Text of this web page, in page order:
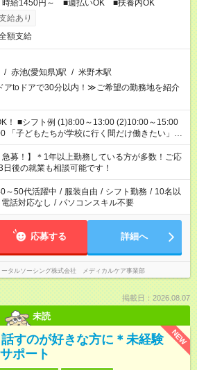
時給1450円～ ■週払いOK ■扶養内OK
給あり
額支給
/ 赤池(愛知県)駅 / 米野木駅
toドアで30分以内！≫ご希望の勤務地を紹介
～15:00
」
飯の準備がしたい」 「午前中は働いて、午後
の時間にしたい」 など、ご希望を教えてくださ
お仕事の勤務時間。 合計で週40時間を超える
ません。
急募！】＊1年以上勤務している方が多数！ご応
後の就業も相談可能です！
～50代活躍中 / 服装自由 / シフト勤務 / 10名以
電話対応なし / パソコンスキル不要
応募する 詳細へ
ータルソーシング株式会社 メディカルケア事業部
掲載日：2026.08.07
未読
NEW
すのが好きな方に＊未経験
ポート